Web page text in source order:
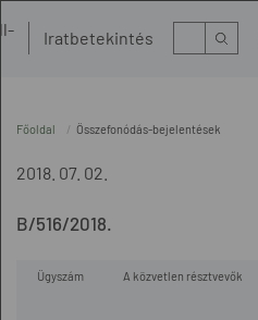
Iratbetekintés Kereső
Főoldal Összefonódás-bejelentések
2018. 07. 02.
B/516/2018.
Ügyszám A közvetlen résztvevők